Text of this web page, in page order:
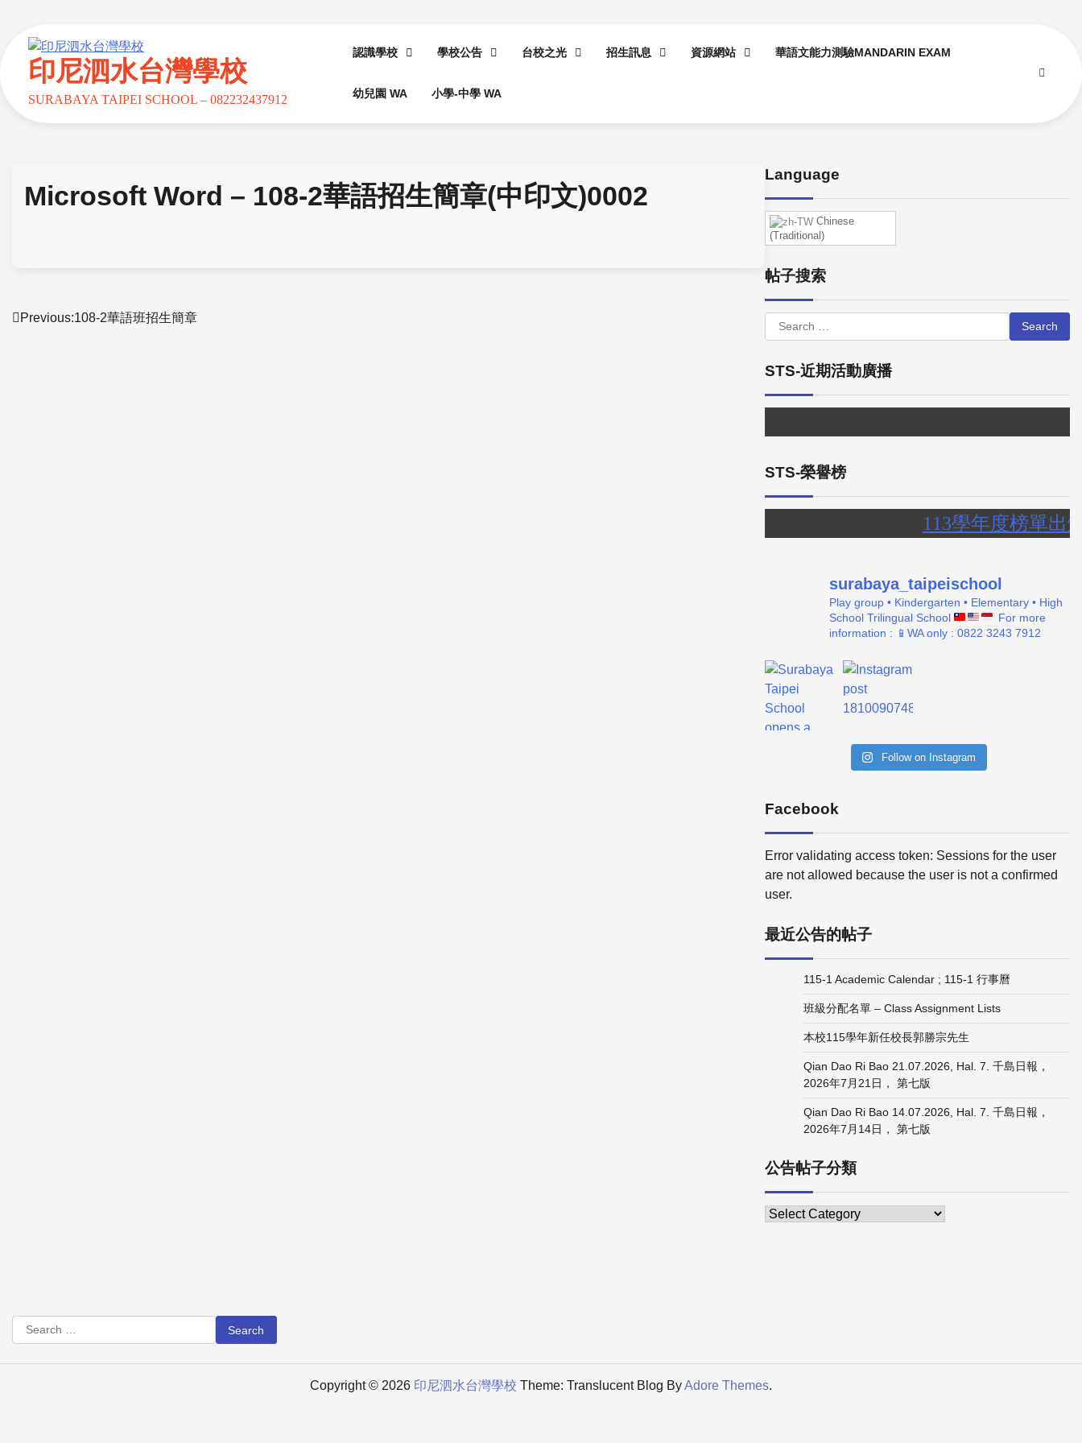
印尼泗水台灣學校
SURABAYA TAIPEI SCHOOL – 082232437912
認識學校 學校公告 台校之光 招生訊息 資源網站 華語文能力測驗MANDARIN EXAM
幼兒園 WA 小學-中學 WA
Microsoft Word – 108-2華語招生簡章(中印文)0002
Previous:108-2華語班招生簡章
Language
Chinese
(Traditional)
帖子搜索
STS-近期活動廣播
STS-榮譽榜
113學年度榜單出
surabaya_taipeischool
Play group • Kindergarten • Elementary • High
School Trilingual School
For more
information : 📱WA only : 0822 3243 7912
Follow on Instagram
Facebook
Error validating access token: Sessions for the user
are not allowed because the user is not a confirmed
user.
最近公告的帖子
115-1 Academic Calendar ; 115-1 行事曆
班級分配名單 – Class Assignment Lists
本校115學年新任校長郭勝宗先生
Qian Dao Ri Bao 21.07.2026, Hal. 7. 千島日報，
2026年7月21日， 第七版
Qian Dao Ri Bao 14.07.2026, Hal. 7. 千島日報，
2026年7月14日， 第七版
公告帖子分類
Copyright © 2026 印尼泗水台灣學校 Theme: Translucent Blog ByAdore Themes.